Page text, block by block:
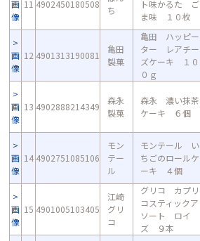
画
像
11 4902450180508
ち
ト味かるた ご
ま味 １０枚
画
像
12 4901313190081
亀田
製菓
亀田 ハッピー
ター レアチー
ズケーキ １０
０ｇ
画
像
13 4902888214349
森永
製菓
森永 濃い抹茶
ケーキ ６個
画
像
14 4902751085106
モン
テー
ル
モンテール い
ちごのロールケ
ーキ ４個
画
像
15 4901005103405
江崎
グリ
コ
グリコ カプリ
コスティックア
ソート ロイ
ズ ９本